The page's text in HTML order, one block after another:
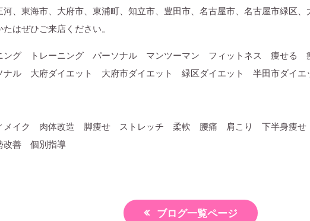
、東海市、大府市、東浦町、知立市、豊田市、名古屋市、名古屋市緑区、
はぜひご来店ください。
ング トレーニング パーソナル マンツーマン フィットネス 痩せる
ル 大府ダイエット 大府市ダイエット 緑区ダイエット 半田市ダイエ
メイク 肉体改造 脚痩せ ストレッチ 柔軟 腰痛 肩こり 下半身痩
善 個別指導
ブログ一覧ページ